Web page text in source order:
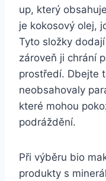
up, který
je kokosový olej,
Tyto ​složky
zároveň ji chrání
prostředí. Dbejte
neobsahovaly⁤
které ⁢mohou
podráždění.
Při výběru bio
produkty s